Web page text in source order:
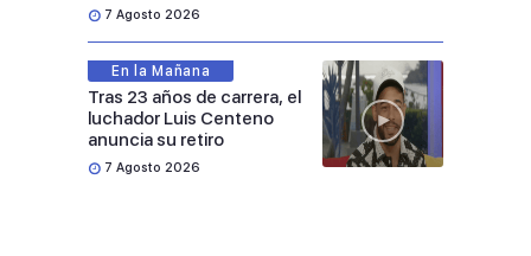
7 Agosto 2026
En la Mañana
Tras 23 años de carrera, el
luchador Luis Centeno
anuncia su retiro
7 Agosto 2026